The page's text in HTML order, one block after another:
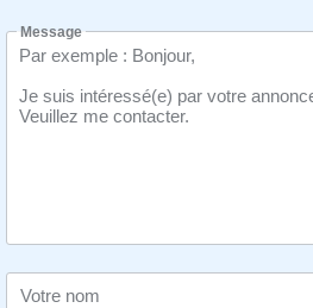
Votre nom
Message